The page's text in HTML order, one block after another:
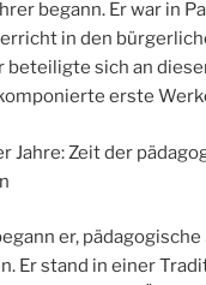
begann. Er war in
in den
beteiligte sich an
erste
Jahre: Zeit der
er,
Er stand in einer